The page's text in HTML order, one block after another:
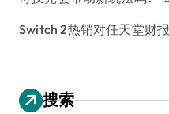
Switch 2热销对任天堂财
搜索